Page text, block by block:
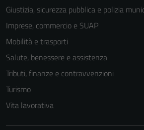
Giustizia, sicurezza pubblica e polizia
Imprese, commercio e SUAP
Mobilità e trasporti
Salute, benessere e assistenza
Tributi, finanze e contravvenzioni
Turismo
Vita lavorativa